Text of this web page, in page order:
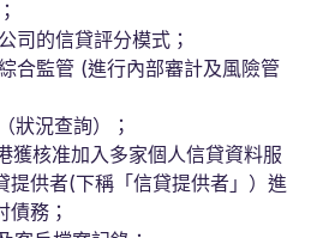
司的信貸評分模式；
合監管 (進行內部審計及風險管
狀況查詢）；
獲核准加入多家個人信貸資料服
提供者(下稱「信貸提供者」）進
債務；